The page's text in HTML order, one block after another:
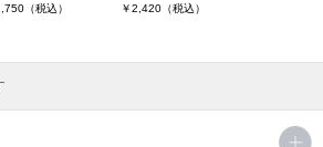
（税込） ￥2,420（税込）